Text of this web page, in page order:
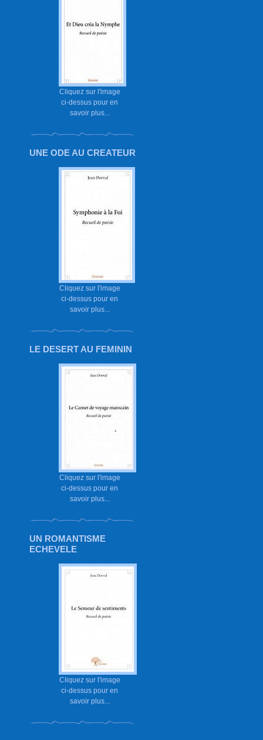
Cliquez sur l'image
ci-dessus pour en
savoir plus...
UNE ODE AU CREATEUR
Cliquez sur l'image
ci-dessus pour en
savoir plus...
LE DESERT AU FEMININ
Cliquez sur l'image
ci-dessus pour en
savoir plus...
UN ROMANTISME
ECHEVELE
Cliquez sur l'image
ci-dessus pour en
savoir plus...